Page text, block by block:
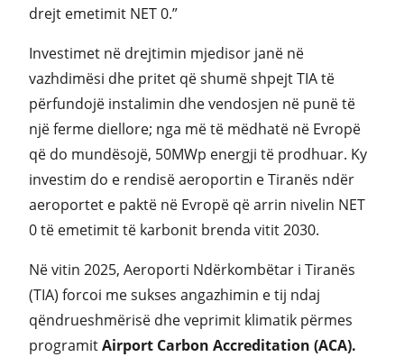
drejt emetimit NET 0.”
Investimet në drejtimin mjedisor janë në
vazhdimësi dhe pritet që shumë shpejt TIA të
përfundojë instalimin dhe vendosjen në punë të
një ferme diellore; nga më të mëdhatë në Evropë
që do mundësojë, 50MWp energji të prodhuar. Ky
investim do e rendisë aeroportin e Tiranës ndër
aeroportet e paktë në Evropë që arrin nivelin NET
0 të emetimit të karbonit brenda vitit 2030.
Në vitin 2025, Aeroporti Ndërkombëtar i Tiranës
(TIA) forcoi me sukses angazhimin e tij ndaj
qëndrueshmërisë dhe veprimit klimatik përmes
programitAirport Carbon Accreditation (ACA).